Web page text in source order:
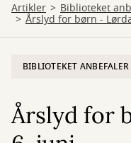
Artikler Biblioteket
Årslyd for børn -
BIBLIOTEKET ANBEFALER
Årslyd for